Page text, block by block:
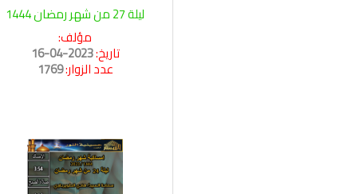
ليلة 27 من شهر رمضان 1444
مؤلف:
تاريخ:2023-04-16
عدد الزوار:1769